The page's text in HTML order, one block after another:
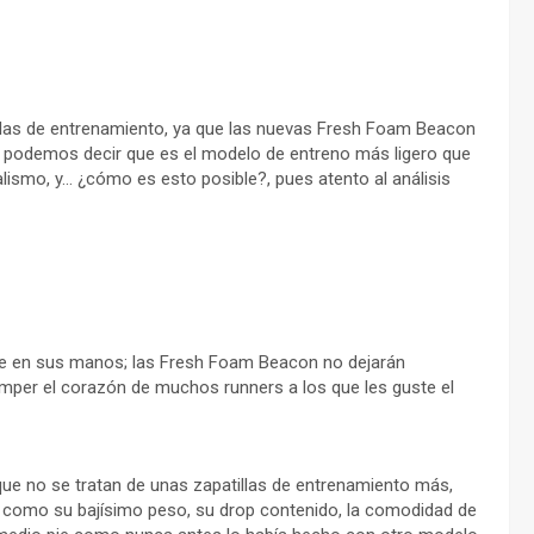
de entrenamiento, ya que las nuevas Fresh Foam Beacon
decir que es el modelo de entreno más ligero que
y… ¿cómo es esto posible?, pues atento al análisis
sus manos; las Fresh Foam Beacon no dejarán
el corazón de muchos runners a los que les guste el
no se tratan de unas zapatillas de entrenamiento más,
su bajísimo peso, su drop contenido, la comodidad de